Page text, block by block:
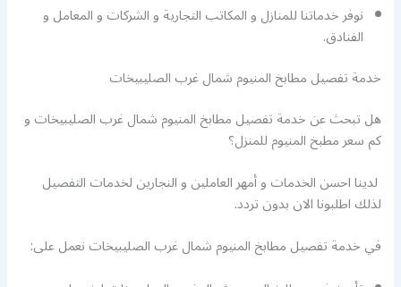
نوفر خدماتنا للمنازل و المكاتب التجارية و الشركات و المعامل و
الفنادق.
خدمة تفصيل مطابخ المنيوم شمال غرب الصليبيخات
هل تبحث عن خدمة تفصيل مطابخ المنيوم شمال غرب الصليبيخات و
كم سعر مطبخ المنيوم للمنزل؟
لدينا احسن الخدمات و أمهر العاملين و النجارين لخدمات التفصيل
لذلك اطلبونا الان بدون تردد.
في خدمة تفصيل مطابخ المنيوم شمال غرب الصليبيخات نعمل على: